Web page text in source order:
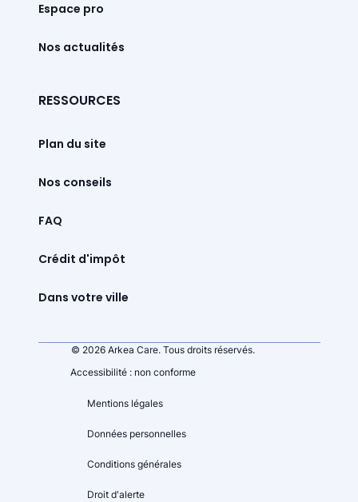
Espace pro
Nos actualités
RESSOURCES
Plan du site
Nos conseils
FAQ
Crédit d'impôt
Dans votre ville
© 2026 Arkea Care. Tous droits réservés.
Accessibilité : non conforme
Mentions légales
Données personnelles
Conditions générales
Droit d'alerte